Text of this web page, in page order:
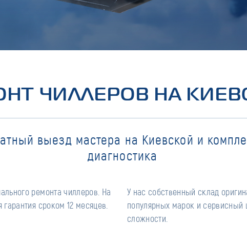
ЧИЛЛЕРОВ НА
выезд мастера на Киевской и
диагностика
ремонта чиллеров. На
сроком 12 месяцев.
У нас собственный склад
популярных марок и сервисный
сложности.